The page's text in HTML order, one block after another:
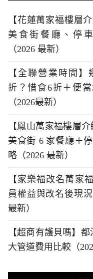
【花蓮萬家福樓層
美食街餐廳、停
（2026 最新）
【全聯營業時間
折？惜食6折＋便
（2026最新）
【鳳山萬家福樓層
美食街 6 家餐廳＋
略（2026 最新）
【家樂福改名萬家
員權益與改名後現
最新）
【超商有護貝嗎】
大管道費用比較（